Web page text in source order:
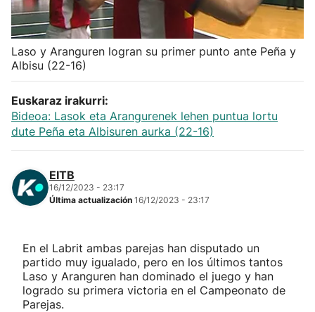
Balonmano
Kirolak 360
Atletismo
Carreras de montaña
Más deportes
Laso y Aranguren logran su primer punto ante Peña y
Albisu (22-16)
Euskaraz irakurri:
Bideoa: Lasok eta Arangurenek lehen puntua lortu
dute Peña eta Albisuren aurka (22-16)
EITB
16/12/2023 - 23:17
Última actualización 16/12/2023 - 23:17
En el Labrit ambas parejas han disputado un
partido muy igualado, pero en los últimos tantos
Laso y Aranguren han dominado el juego y han
logrado su primera victoria en el Campeonato de
Parejas.